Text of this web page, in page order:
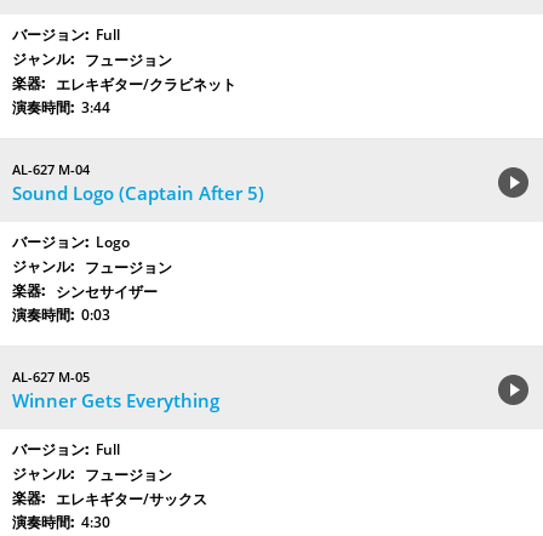
Full
フュージョン
エレキギター/クラビネット
3:44
AL-627 M-04
Sound Logo (Captain After 5)
Logo
フュージョン
シンセサイザー
0:03
AL-627 M-05
Winner Gets Everything
Full
フュージョン
エレキギター/サックス
4:30